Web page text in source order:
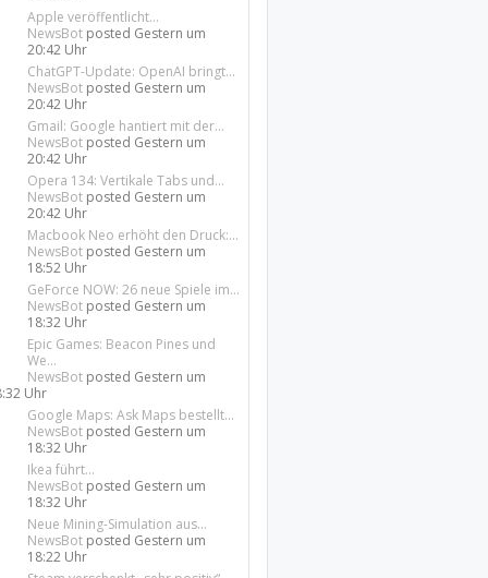
Apple veröffentlicht...
NewsBot posted Gestern um
20:42 Uhr
ChatGPT-Update: OpenAI bringt...
NewsBot posted Gestern um
20:42 Uhr
Gmail: Google hantiert mit der...
NewsBot posted Gestern um
20:42 Uhr
Opera 134: Vertikale Tabs und...
NewsBot posted Gestern um
20:42 Uhr
Macbook Neo erhöht den Druck:...
NewsBot posted Gestern um
18:52 Uhr
GeForce NOW: 26 neue Spiele im...
NewsBot posted Gestern um
18:32 Uhr
Epic Games: Beacon Pines und
We...
NewsBot posted Gestern um
Uhr
Google Maps: Ask Maps bestellt...
NewsBot posted Gestern um
18:32 Uhr
Ikea führt...
NewsBot posted Gestern um
18:32 Uhr
Neue Mining-Simulation aus...
NewsBot posted Gestern um
18:22 Uhr